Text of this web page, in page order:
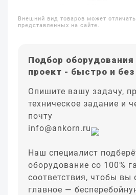
Внешний вид товаров может
представленных на сайте.
Подбор
проект - быстро и
Опишите вашу задачу,
техническое задание и
почту
info@ankorn.ru
Наш специалист
оборудование со 100%
соответствия, чтобы вы
главное —